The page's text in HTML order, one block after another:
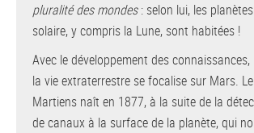
pluralité des mondes: selon lui, les
solaire, y compris la Lune, sont habitées !
Avec le développement des
la vie extraterrestre se focalise sur Mars.
Martiens naît en 1877, à la suite de la
de canaux à la surface de la planète, qui